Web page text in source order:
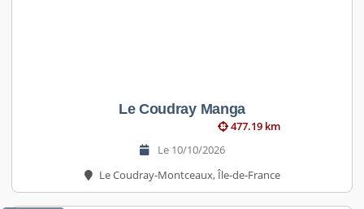
Le Coudray Manga
477.19 km
Le 10/10/2026
Le Coudray-Montceaux, Île-de-France